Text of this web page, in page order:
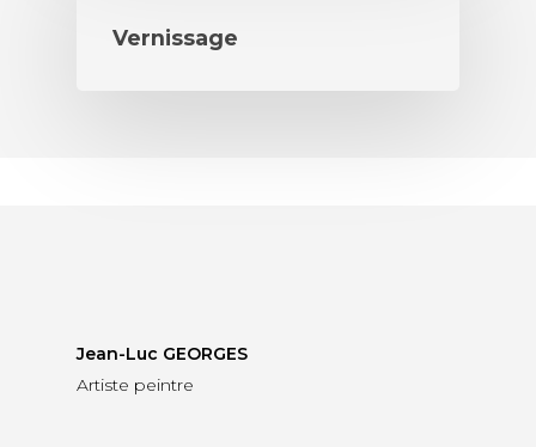
Vernissage
Jean-Luc GEORGES
Artiste peintre